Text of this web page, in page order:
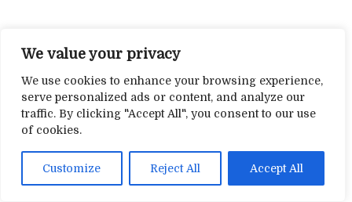
We value your privacy
We use cookies to enhance your browsing experience,
serve personalized ads or content, and analyze our
traffic. By clicking "Accept All", you consent to our use
of cookies.
Customize Reject All Accept All